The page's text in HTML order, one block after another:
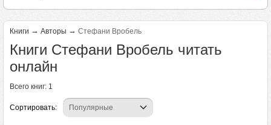
Книги → Авторы → Стефани Вробель
Книги Стефани Вробель читать
онлайн
Всего книг: 1
Сортировать: